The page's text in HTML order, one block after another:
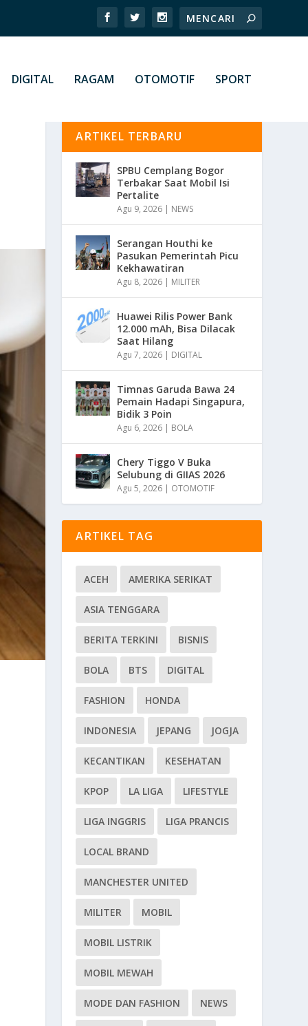
DIGITAL RAGAM OTOMOTIF SPORT
ARTIKEL TERBARU
SPBU Cemplang Bogor
Terbakar Saat Mobil Isi
Pertalite
Agu 9, 2026 | NEWS
Serangan Houthi ke
Pasukan Pemerintah Picu
Kekhawatiran
Agu 8, 2026 | MILITER
Huawei Rilis Power Bank
12.000 mAh, Bisa Dilacak
Saat Hilang
Agu 7, 2026 | DIGITAL
Timnas Garuda Bawa 24
Pemain Hadapi Singapura,
Bidik 3 Poin
Agu 6, 2026 | BOLA
Chery Tiggo V Buka
Selubung di GIIAS 2026
Agu 5, 2026 | OTOMOTIF
ARTIKEL TAG
ACEH AMERIKA SERIKAT
ASIA TENGGARA
BERITA TERKINI BISNIS
BOLA BTS DIGITAL
FASHION HONDA
INDONESIA JEPANG JOGJA
KECANTIKAN KESEHATAN
KPOP LA LIGA LIFESTYLE
LIGA INGGRIS LIGA PRANCIS
LOCAL BRAND
MANCHESTER UNITED
MILITER MOBIL
MOBIL LISTRIK
MOBIL MEWAH
MODE DAN FASHION NEWS